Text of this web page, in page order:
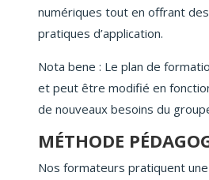
numériques tout en offrant
pratiques d’application.
Nota bene : Le plan de
et peut être modifié en
de nouveaux besoins du
MÉTHODE
Nos formateurs pratiquent